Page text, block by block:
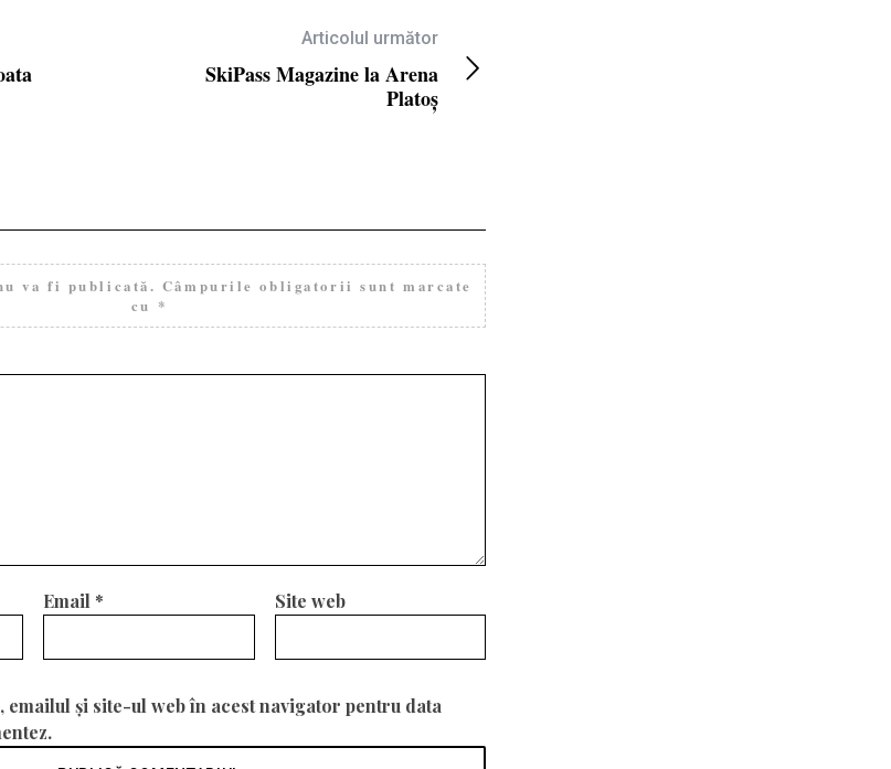
Articolul următor
SkiPass Magazine la Arena
Platoș
va fi publicată. Câmpurile obligatorii sunt marcate
cu *
Email * Site web
emailul și site-ul web în acest navigator pentru data